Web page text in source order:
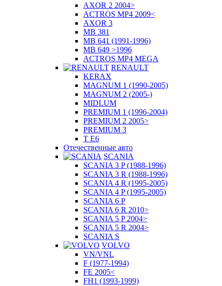
AXOR 2 2004>
ACTROS MP4 2009<
AXOR 3
MB 381
MB 641 (1991-1996)
MB 649 >1996
ACTROS MP4 MEGA
RENAULT
KERAX
MAGNUM 1 (1990-2005)
MAGNUM 2 (2005-)
MIDLUM
PREMIUM 1 (1996-2004)
PREMIUM 2 2005>
PREMIUM 3
T E6
Отечественные авто
SCANIA
SCANIA 3 P (1988-1996)
SCANIA 3 R (1988-1996)
SCANIA 4 R (1995-2005)
SCANIA 4 P (1995-2005)
SCANIA 6 P
SCANIA 6 R 2010>
SCANIA 5 P 2004>
SCANIA 5 R 2004>
SCANIA S
VOLVO
VN/VNL
F (1977-1994)
FE 2005<
FH1 (1993-1999)